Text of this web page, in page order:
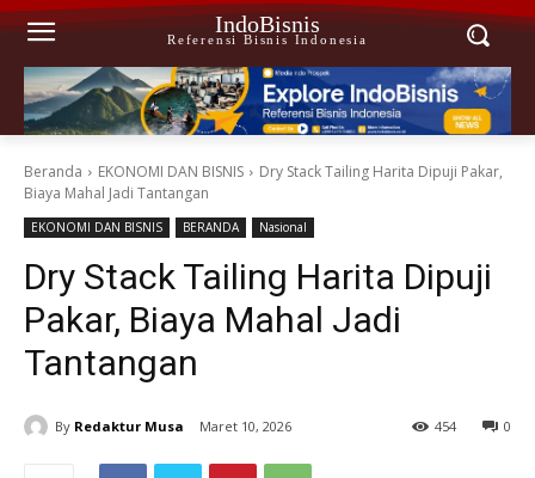
IndoBisnis
Referensi Bisnis Indonesia
Beranda EKONOMI DAN BISNIS
Dry Stack Tailing Harita Dipuji Pakar,
Biaya Mahal Jadi Tantangan
EKONOMI DAN BISNIS BERANDA Nasional
Dry Stack Tailing Harita Dipuji
Pakar, Biaya Mahal Jadi
Tantangan
By Redaktur Musa Maret 10, 2026 0
454